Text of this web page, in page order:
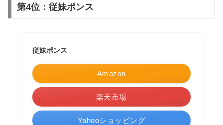
第4位：従妹ポンス
従妹ポンス
Amazon
楽天市場
Yahooショッピング